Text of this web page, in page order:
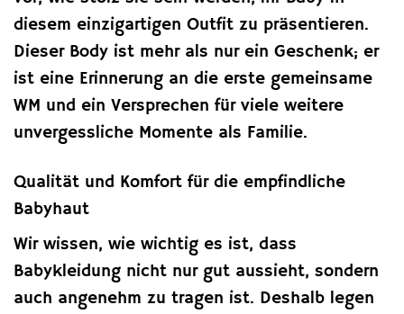
diesem einzigartigen Outfit zu präsentieren.
Dieser Body ist mehr als nur ein Geschenk; er
ist eine Erinnerung an die erste gemeinsame
WM und ein Versprechen für viele weitere
unvergessliche Momente als Familie.
Qualität und Komfort für die empfindliche
Babyhaut
Wir wissen, wie wichtig es ist, dass
Babykleidung nicht nur gut aussieht, sondern
auch angenehm zu tragen ist. Deshalb legen